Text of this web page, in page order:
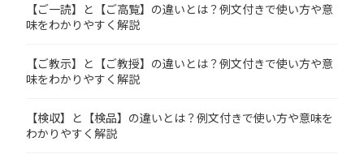
【ご一読】と【ご高覧】の違いとは？例文付きで使い方や意
味をわかりやすく解説
【ご教示】と【ご教授】の違いとは？例文付きで使い方や意
味をわかりやすく解説
【検収】と【検品】の違いとは？例文付きで使い方や意味を
わかりやすく解説